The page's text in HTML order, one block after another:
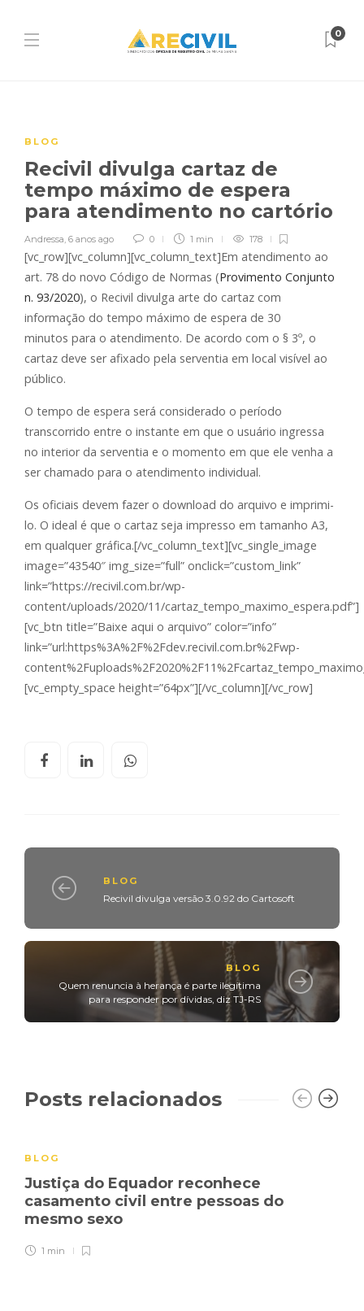
0
BLOG
Recivil divulga cartaz de
tempo máximo de espera
para atendimento no cartório
Andressa, 6 anos ago 0 1 min 178
[vc_row][vc_column][vc_column_text]Em atendimento ao
art. 78 do novo Código de Normas (Provimento Conjunto
n. 93/2020), o Recivil divulga arte do cartaz com
informação do tempo máximo de espera de 30
minutos para o atendimento. De acordo com o § 3º, o
cartaz deve ser afixado pela serventia em local visível ao
público.
O tempo de espera será considerado o período
transcorrido entre o instante em que o usuário ingressa
no interior da serventia e o momento em que ele venha a
ser chamado para o atendimento individual.
Os oficiais devem fazer o download do arquivo e imprimi-
lo. O ideal é que o cartaz seja impresso em tamanho A3,
em qualquer gráfica.[/vc_column_text][vc_single_image
image=”43540″ img_size=”full” onclick=”custom_link”
link=”https://recivil.com.br/wp-
content/uploads/2020/11/cartaz_tempo_maximo_espera.pdf”]
[vc_btn title=”Baixe aqui o arquivo” color=”info”
link=”url:https%3A%2F%2Fdev.recivil.com.br%2Fwp-
[vc_empty_space height=”64px”][/vc_column][/vc_row]
BLOG
Recivil divulga versão 3.0.92 do Cartosoft
BLOG
Quem renuncia à herança é parte ilegítima
para responder por dívidas, diz TJ-RS
Posts relacionados
BLOG
Justiça do Equador reconhece
casamento civil entre pessoas do
mesmo sexo
1 min